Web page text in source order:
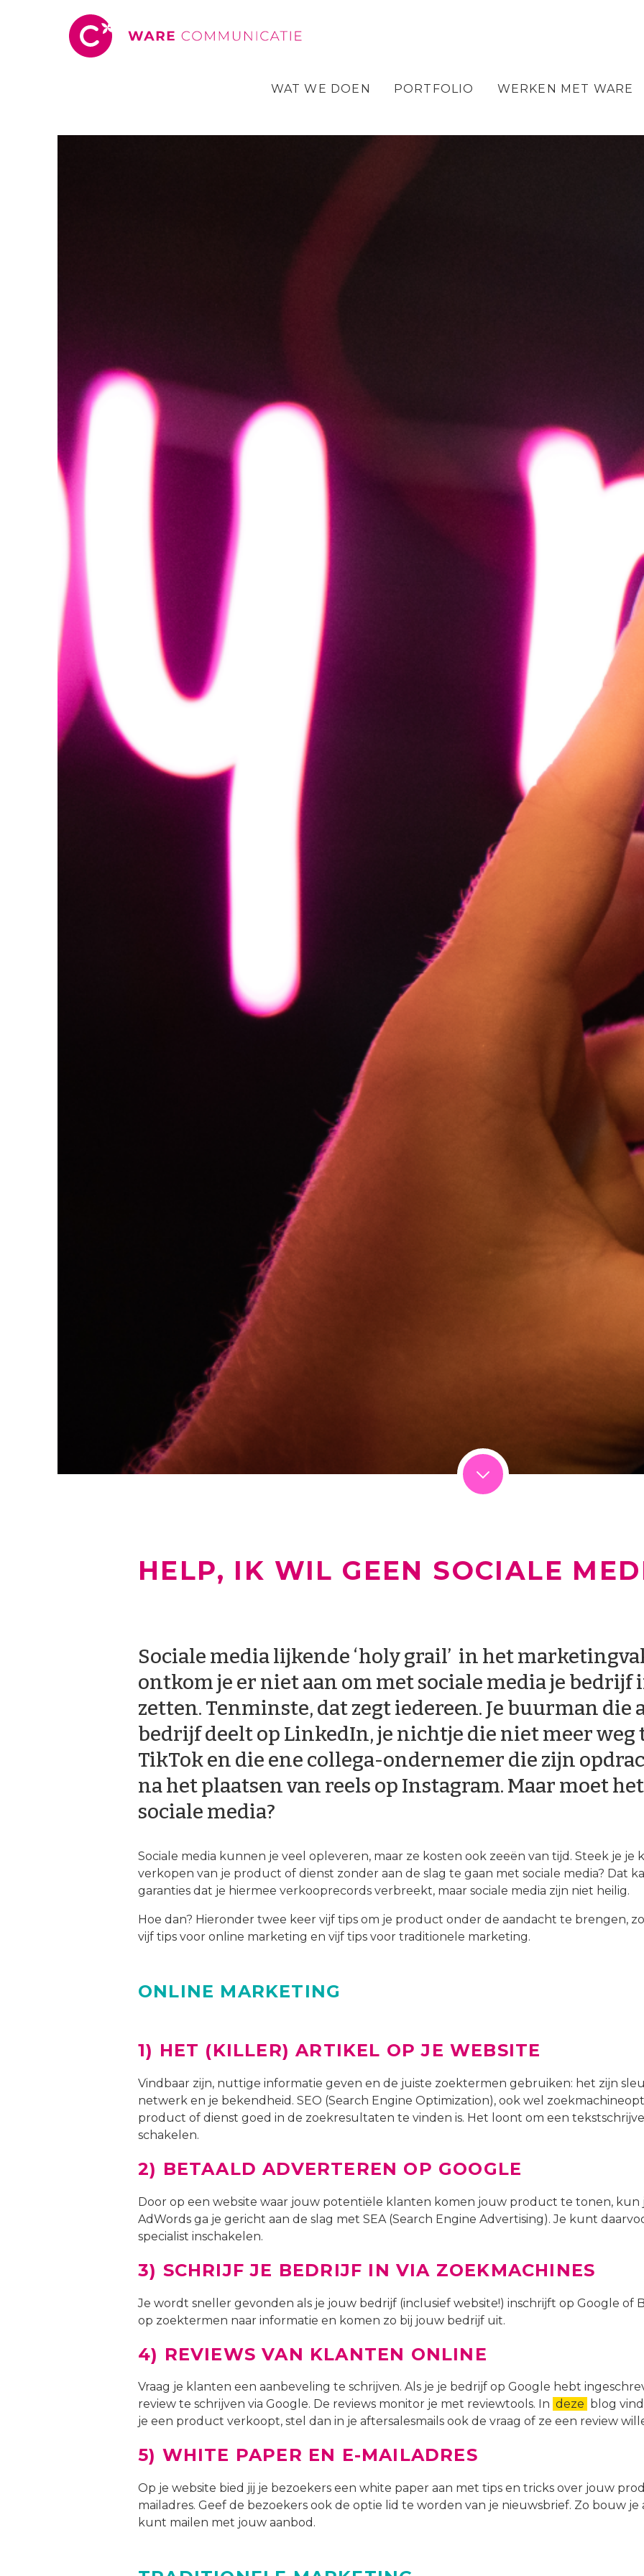
HELP, IK WIL GEEN SOCIALE
Sociale media lijkende ‘holy grail’ in het
ontkom je er niet aan om met sociale media je bedrijf
zetten. Tenminste, dat zegt iedereen. Je buurman die
bedrijf deelt op LinkedIn, je nichtje die niet meer weg
TikTok en die ene collega-ondernemer die zijn
na het plaatsen van reels op Instagram. Maar moet
sociale media?
Sociale media kunnen je veel opleveren, maar ze kosten ook zeeën van tijd. Steek je je
verkopen van je product of dienst zonder aan de slag te gaan met sociale media? Dat
garanties dat je hiermee verkooprecords verbreekt, maar sociale media zijn niet heilig.
Hoe dan? Hieronder twee keer vijf tips om je product onder de aandacht te brengen,
vijf tips voor online marketing en vijf tips voor traditionele marketing.
ONLINE MARKETING
1) HET (KILLER) ARTIKEL OP JE WEBSITE
Vindbaar zijn, nuttige informatie geven en de juiste zoektermen gebruiken: het zijn
netwerk en je bekendheid. SEO (Search Engine Optimization), ook wel
product of dienst goed in de zoekresultaten te vinden is. Het loont om een
schakelen.
2) BETAALD ADVERTEREN OP GOOGLE
Door op een website waar jouw potentiële klanten komen jouw product te tonen, kun
AdWords ga je gericht aan de slag met SEA (Search Engine Advertising). Je kunt
specialist inschakelen.
3) SCHRIJF JE BEDRIJF IN VIA ZOEKMACHINES
Je wordt sneller gevonden als je jouw bedrijf (inclusief website!) inschrijft op Google of
op zoektermen naar informatie en komen zo bij jouw bedrijf uit.
4) REVIEWS VAN KLANTEN ONLINE
Vraag je klanten een aanbeveling te schrijven. Als je je bedrijf op Google hebt
review te schrijven via Google. De reviews monitor je met reviewtools. In deze blog
je een product verkoopt, stel dan in je aftersalesmails ook de vraag of ze een review
5) WHITE PAPER EN E-MAILADRES
Op je website bied jij je bezoekers een white paper aan met tips en tricks over jouw
mailadres. Geef de bezoekers ook de optie lid te worden van je nieuwsbrief. Zo bouw
kunt mailen met jouw aanbod.
WAT WE DOEN PORTFOLIO WERKEN MET WARE